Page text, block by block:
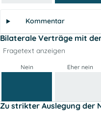
Kommentar
Bilaterale Verträge mit
Fragetext anzeigen
Nein Eher nein
Zu strikter Auslegung der